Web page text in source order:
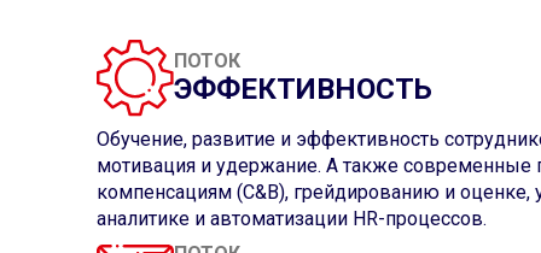
ПОТОК
ЭФФЕКТИВНОСТЬ
Обучение, развитие и эффективность
мотивация и удержание. А также современные
компенсациям (C&B), грейдированию и оценке,
аналитике и автоматизации HR-процессов.